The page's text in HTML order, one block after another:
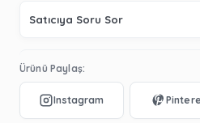
Satıcıya Soru Sor
Ürünü Paylaş: